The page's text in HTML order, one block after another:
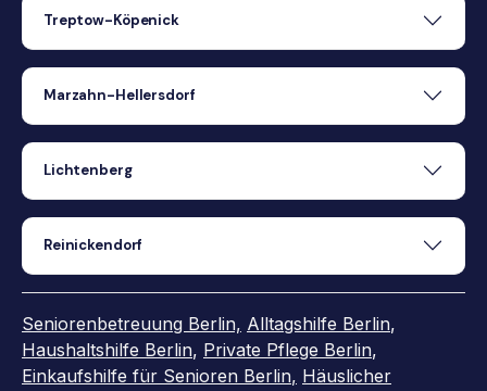
Treptow-Köpenick
Marzahn-Hellersdorf
Lichtenberg
Reinickendorf
Seniorenbetreuung Berlin, Alltagshilfe Berlin,
Haushaltshilfe Berlin, Private Pflege Berlin,
Einkaufshilfe für Senioren Berlin, Häuslicher